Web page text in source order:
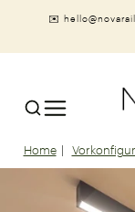
✉️
Home